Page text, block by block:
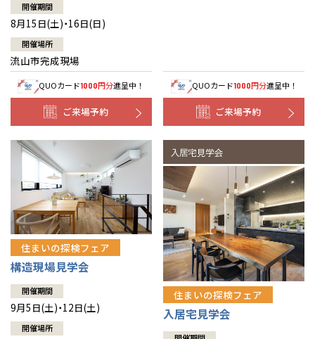
開催期間
8月15日(土)・16日(日)
開催場所
流山市完成現場
QUOカード1000円分進呈中！
ご来場予約
QUOカード1000円分進呈中！
ご来場予約
住まいの探検フェア
構造現場見学会
開催期間
9月5日(土)・12日(土)
開催場所
住まいの探検フェア
入居宅見学会